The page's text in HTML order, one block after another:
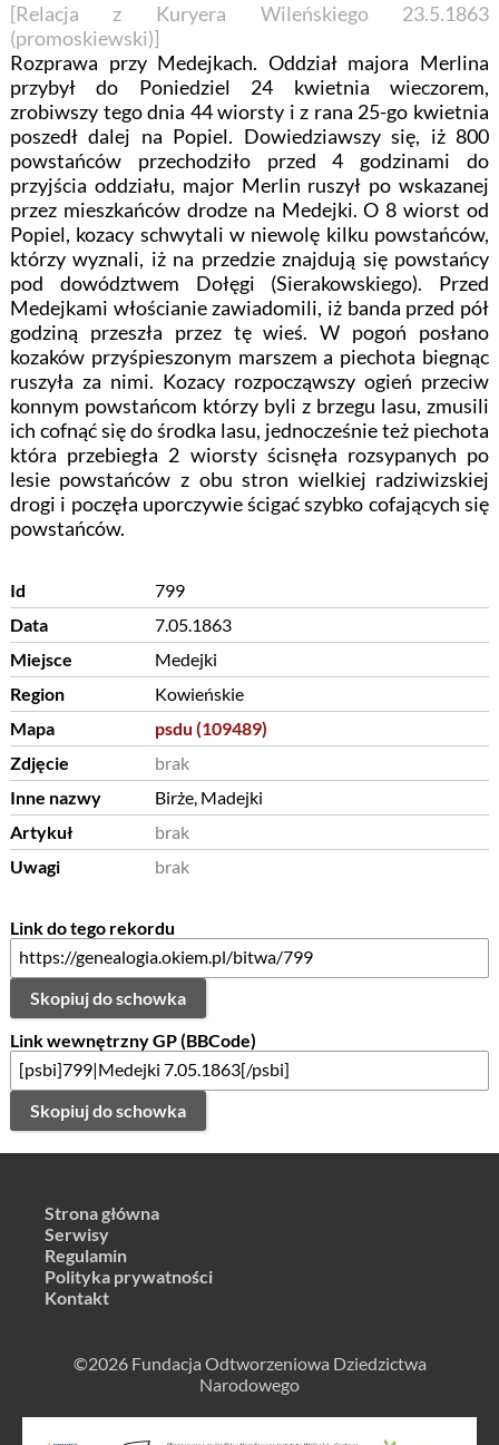
[Relacja z Kuryera Wileńskiego 23.5.1863
(promoskiewski)]
Rozprawa przy Medejkach. Oddział majora Merlina
przybył do Poniedziel 24 kwietnia wieczorem,
zrobiwszy tego dnia 44 wiorsty i z rana 25-go kwietnia
poszedł dalej na Popiel. Dowiedziawszy się, iż 800
powstańców przechodziło przed 4 godzinami do
przyjścia oddziału, major Merlin ruszył po wskazanej
przez mieszkańców drodze na Medejki. O 8 wiorst od
Popiel, kozacy schwytali w niewolę kilku powstańców,
którzy wyznali, iż na przedzie znajdują się powstańcy
pod dowództwem Dołęgi (Sierakowskiego). Przed
Medejkami włościanie zawiadomili, iż banda przed pół
godziną przeszła przez tę wieś. W pogoń posłano
kozaków przyśpieszonym marszem a piechota biegnąc
ruszyła za nimi. Kozacy rozpocząwszy ogień przeciw
konnym powstańcom którzy byli z brzegu lasu, zmusili
ich cofnąć się do środka lasu, jednocześnie też piechota
która przebiegła 2 wiorsty ścisnęła rozsypanych po
lesie powstańców z obu stron wielkiej radziwizskiej
drogi i poczęła uporczywie ścigać szybko cofających się
powstańców.
Id
799
Data
7.05.1863
Miejsce
Medejki
Region
Kowieńskie
Mapa
psdu (109489)
Zdjęcie
brak
Inne nazwy
Birże, Madejki
Artykuł
brak
Uwagi
brak
Link do tego rekordu
Skopiuj do schowka
Link wewnętrzny GP (BBCode)
Skopiuj do schowka
Strona główna
Serwisy
Regulamin
Polityka prywatności
Kontakt
©2026 Fundacja Odtworzeniowa Dziedzictwa
Narodowego